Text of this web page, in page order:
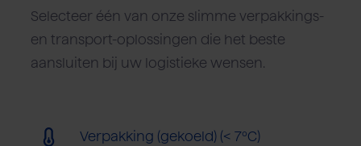
Selecteer één van onze slimme verpakkings-
en transport-oplossingen die het beste
aansluiten bij uw logistieke wensen.
Verpakking (gekoeld) (< 7ºC)